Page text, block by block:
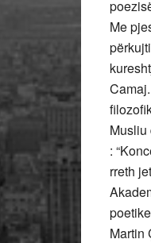
Me
Musliu
:
rreth
Martin